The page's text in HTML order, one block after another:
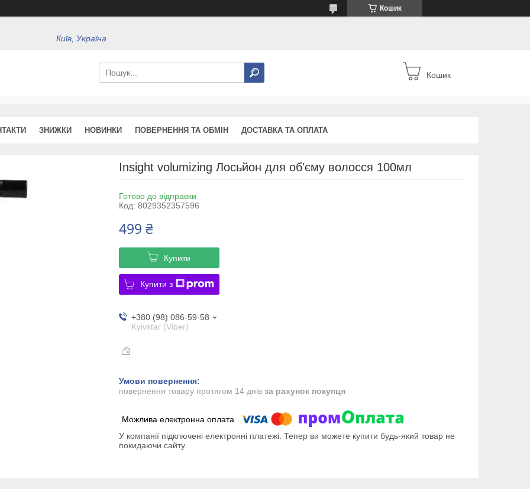
Кошик
Київ, Україна
Кошик
ЗНИЖКИ НОВИНКИ ПОВЕРНЕННЯ ТА ОБМІН ДОСТАВКА ТА ОПЛАТА
Insight volumizing Лосьйон для об'єму волосся 100мл
Готово до відправки
Код: 8029352357596
499 ₴
Купити
Купити з
+380 (98) 086-59-58
Kyivstar (Viber)
повернення товару протягом 14 днів за рахунок покупця
У компанії підключені електронні платежі. Тепер ви можете купити будь-який товар не
покидаючи сайту.